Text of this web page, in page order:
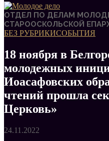
ОТДЕЛ ПО ДЕЛАМ
СТАРООСКОЛЬСКОЙ
БЕЗ РУБРИКИСОБЫТИЯ
18 ноября в
молодежных
Иоасафовских
чтений прошла
Церковь»
24.11.2022